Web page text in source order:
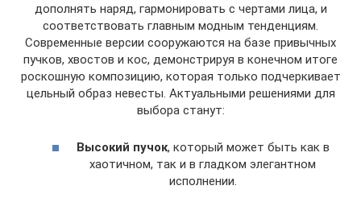
дополнять наряд, гармонировать с чертами лица, и
соответствовать главным модным тенденциям.
Современные версии сооружаются на базе привычных
пучков, хвостов и кос, демонстрируя в конечном итоге
роскошную композицию, которая только подчеркивает
цельный образ невесты. Актуальными решениями для
выбора станут:
Высокий пучок, который может быть как в
хаотичном, так и в гладком элегантном
исполнении.